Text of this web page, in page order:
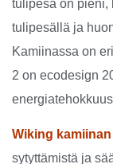
tulipesä on pieni,
tulipesällä ja
Kamiinassa on
2 on ecodesign
Wiking
sytyttämistä ja